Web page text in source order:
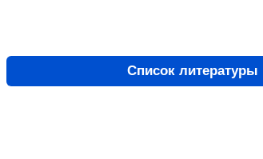
Список литературы